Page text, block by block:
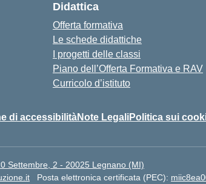
Didattica
Offerta formativa
Le schede didattiche
I progetti delle classi
Piano dell’Offerta Formativa e RAV
Curricolo d’istituto
di accessibilitàNote LegaliPolitica sui
Settembre, 2 - 20025 Legnano (MI)
Posta elettronica certificata (PEC):